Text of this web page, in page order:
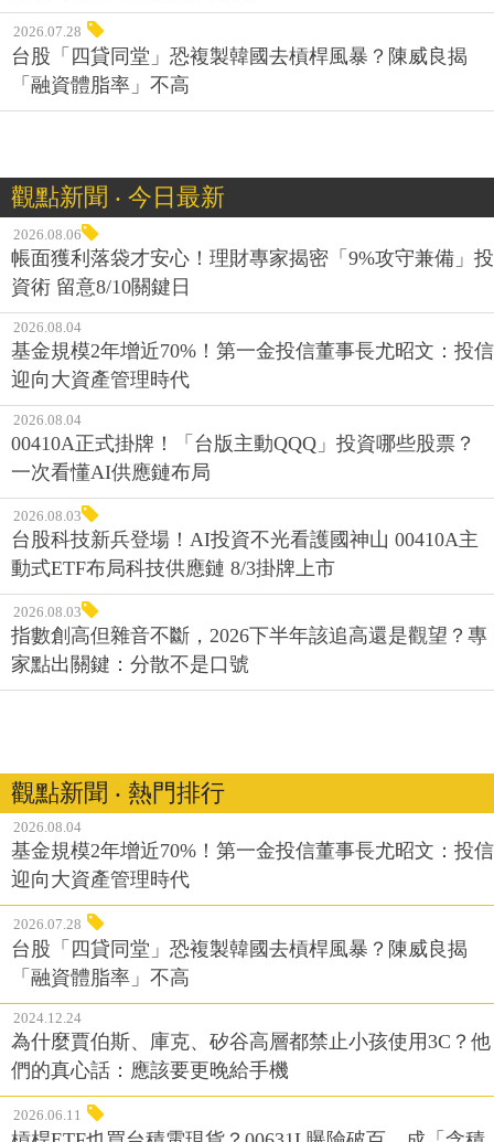
2026.07.28
台股「四貸同堂」恐複製韓國去槓桿風暴？陳威良揭
「融資體脂率」不高
觀點新聞 ‧ 今日最新
2026.08.06
帳面獲利落袋才安心！理財專家揭密「9%攻守兼備」投
資術 留意8/10關鍵日
2026.08.04
基金規模2年增近70%！第一金投信董事長尤昭文：投信
迎向大資產管理時代
2026.08.04
00410A正式掛牌！「台版主動QQQ」投資哪些股票？
一次看懂AI供應鏈布局
2026.08.03
台股科技新兵登場！AI投資不光看護國神山 00410A主
動式ETF布局科技供應鏈 8/3掛牌上市
2026.08.03
指數創高但雜音不斷，2026下半年該追高還是觀望？專
家點出關鍵：分散不是口號
觀點新聞 ‧ 熱門排行
2026.08.04
基金規模2年增近70%！第一金投信董事長尤昭文：投信
迎向大資產管理時代
2026.07.28
台股「四貸同堂」恐複製韓國去槓桿風暴？陳威良揭
「融資體脂率」不高
2024.12.24
為什麼賈伯斯、庫克、矽谷高層都禁止小孩使用3C？他
們的真心話：應該要更晚給手機
2026.06.11